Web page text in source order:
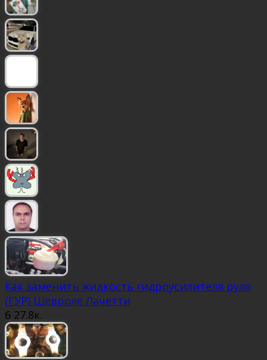
Как заменить жидкость гидроусилителя руля
(ГУР) Шевроле Лачетти
6 27.8к.